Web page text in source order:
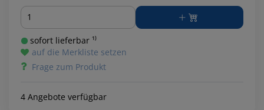
Menge
sofort lieferbar ¹⁾
auf die Merkliste setzen
Frage zum Produkt
4 Angebote verfügbar